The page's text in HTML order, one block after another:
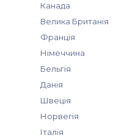
Канада
Велика Британія
Франція
Німеччина
Бельгія
Данія
Швеція
Норвегія
Італія